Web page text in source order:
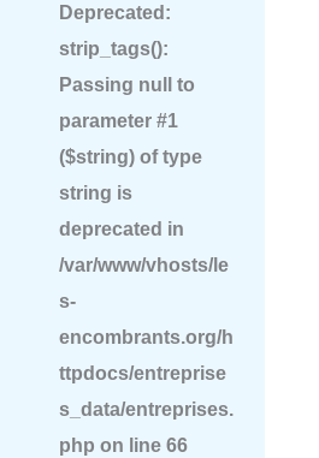
Deprecated :
strip_tags():
Passing null to
parameter #1
($string) of type
string is
deprecated in
/var/www/vhosts/le
s-
encombrants.org/h
ttpdocs/entreprise
s_data/entreprises.
php on line 66